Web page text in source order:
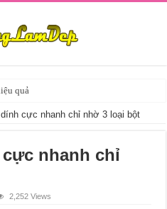
quả
mịn
cực nhanh chỉ nhờ 3 loại bột
nhanh chỉ
2,252 Views